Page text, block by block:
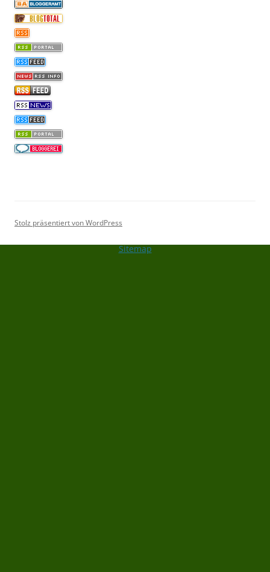
Stolz präsentiert von WordPress
Sitemap